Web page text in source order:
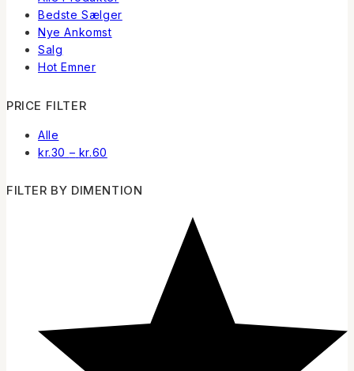
Bedste Sælger
Nye Ankomst
Salg
Hot Emner
PRICE FILTER
Alle
kr.30 – kr.60
til
FILTER BY DIMENTION